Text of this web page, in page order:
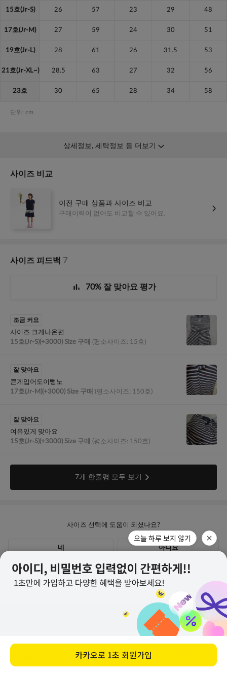
무로상하SET
(20%↓)
1600-1766
우리 1005-302-047686
교환/반품 안내